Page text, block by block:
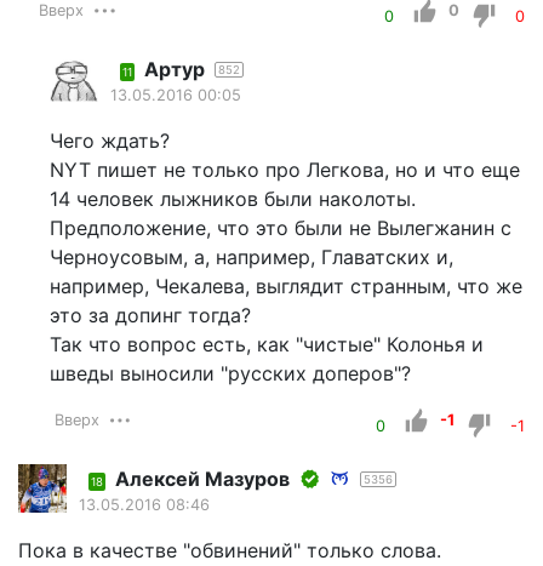
Вверх 0 0 0
11 Артур 852
13.05.2016 00:05
Чего ждать?
NYT пишет не только про Легкова, но и что еще
14 человек лыжников были наколоты.
Предположение, что это были не Вылегжанин с
Черноусовым, а, например, Главатских и,
например, Чекалева, выглядит странным, что же
это за допинг тогда?
Так что вопрос есть, как "чистые" Колонья и
шведы выносили "русских доперов"?
Вверх 0 -1 -1
18 Алексей Мазуров 5356
13.05.2016 08:46
Пока в качестве "обвинений" только слова.